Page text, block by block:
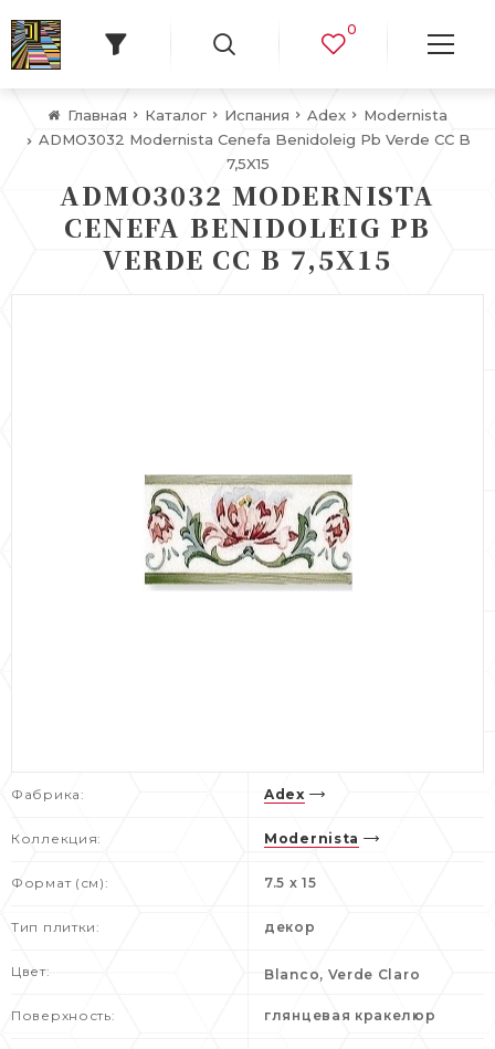
0
Главная Каталог Испания Adex
Modernista
ADMO3032 Modernista Cenefa Benidoleig Pb Verde CC B
7,5X15
ADMO3032 MODERNISTA
CENEFA BENIDOLEIG PB
VERDE CC B 7,5X15
Фабрика: Adex
Коллекция: Modernista
Формат (см): 7.5 x 15
Тип плитки: декор
Цвет: Blanco, Verde Claro
Поверхность: глянцевая кракелюр